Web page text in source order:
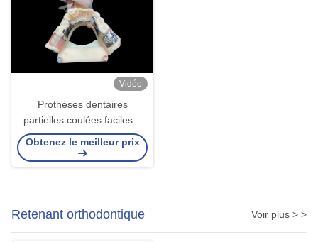
Vidéo
Prothèses dentaires
partielles coulées faciles à
entretenir pour une
résistance et un attrait
Obtenez le meilleur prix
Retenant orthodontique Voir plus > >